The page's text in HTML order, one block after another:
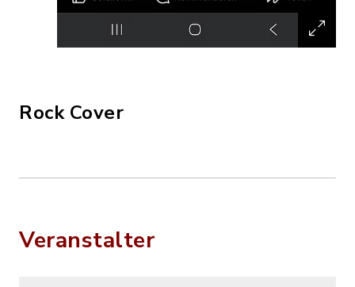
Rock Cover
Veranstalter